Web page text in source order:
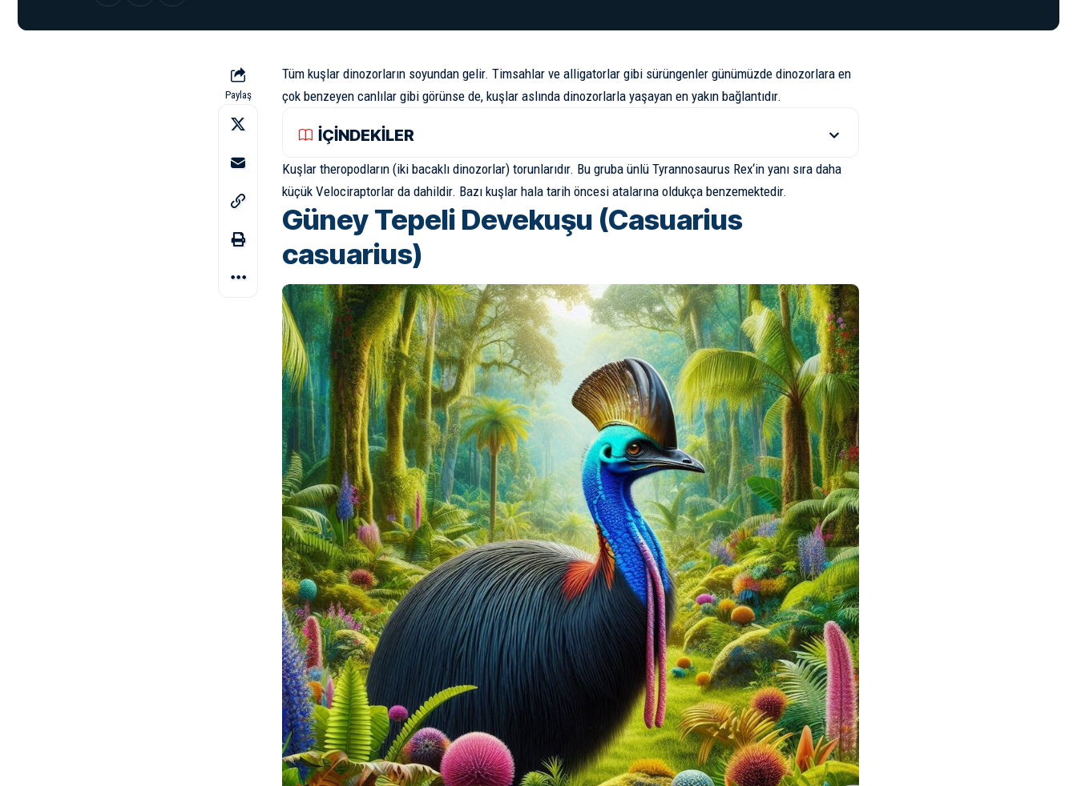
Paylaş
Tüm kuşlar dinozorların soyundan gelir. Timsahlar ve alligatorlar gibi sürüngenler günümüzde dinozorlara en
çok benzeyen canlılar gibi görünse de, kuşlar aslında dinozorlarla yaşayan en yakın bağlantıdır.
İÇİNDEKİLER
Kuşlar theropodların (iki bacaklı dinozorlar) torunlarıdır. Bu gruba ünlü Tyrannosaurus Rex‘in yanı sıra daha
küçük Velociraptorlar da dahildir. Bazı kuşlar hala tarih öncesi atalarına oldukça benzemektedir.
Güney Tepeli Devekuşu (Casuarius
casuarius)